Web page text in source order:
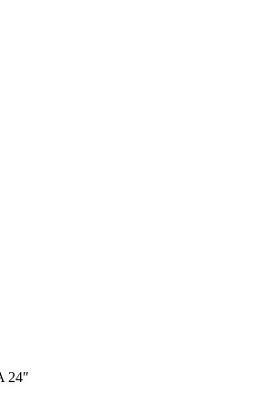
juguetes, navidad, religioso y adornos
24″